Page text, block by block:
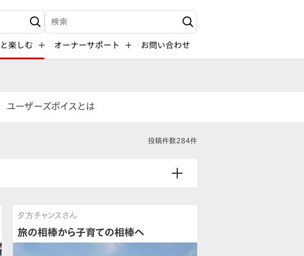
検索キーワード入力
楽しむ オーナーサポート お問い合わせ
ユーザーズボイスとは
投稿件数284件
夕方チャンスさん
旅の相棒から子育ての相棒へ